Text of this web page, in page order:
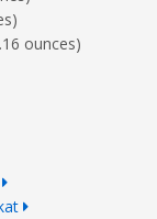
ounces)